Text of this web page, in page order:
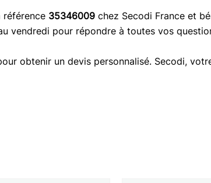
référence 35346009 chez Secodi France et
vendredi pour répondre à toutes vos
obtenir un devis personnalisé. Secodi,